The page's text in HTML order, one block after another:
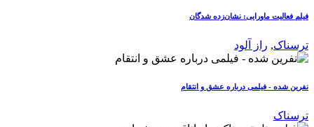
فیلم فعالیت ماورایی: نشان‌زده شدگان
ترسناک, راز آلود
نفرین شده - فیلمی درباره عشق و انتقام
ترسناک